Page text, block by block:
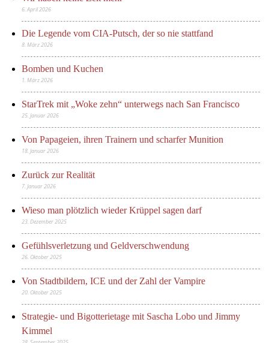
6. April 2026
Die Legende vom CIA-Putsch, der so nie stattfand
8. März 2026
Bomben und Kuchen
1. März 2026
StarTrek mit „Woke zehn“ unterwegs nach San Francisco
25. Januar 2026
Von Papageien, ihren Trainern und scharfer Munition
18. Januar 2026
Zurück zur Realität
7. Januar 2026
Wieso man plötzlich wieder Krüppel sagen darf
23. Dezember 2025
Gefühlsverletzung und Geldverschwendung
26. Oktober 2025
Von Stadtbildern, ICE und der Zahl der Vampire
20. Oktober 2025
Strategie- und Bigotterietage mit Sascha Lobo und Jimmy
Kimmel